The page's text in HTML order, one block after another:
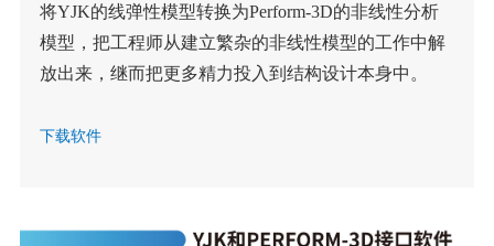
将YJK的线弹性模型转换为Perform-3D的非线性分析
模型，把工程师从建立繁杂的非线性模型的工作中解
放出来，继而把更多精力投入到结构设计本身中。
下载软件